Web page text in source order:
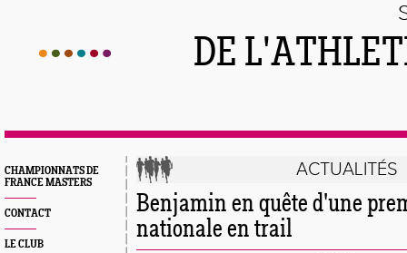
DE
CHAMPIONNATS DE
FRANCE MASTERS
CONTACT
LE CLUB
ACTUALITÉS
Benjamin en quête d'une
nationale en trail